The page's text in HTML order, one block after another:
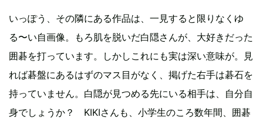
いっぽう、その隣にある作品は、一見すると限りなくゆ
る〜い自画像。もろ肌を脱いだ白隠さんが、大好きだった
囲碁を打っています。しかしこれにも実は深い意味が。見
れば碁盤にあるはずのマス目がなく、掲げた右手は碁石を
持っていません。白隠が見つめる先にいる相手は、自分自
身でしょうか？ KIKIさんも、小学生のころ数年間、囲碁